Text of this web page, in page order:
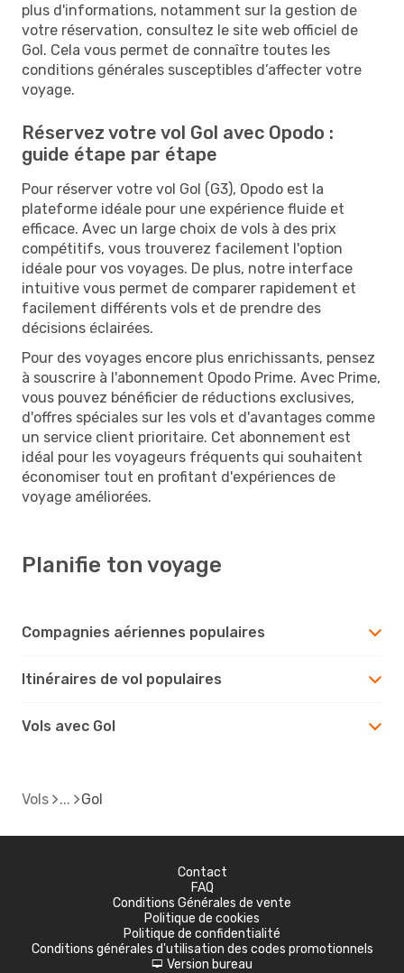
plus d'informations, notamment sur la gestion de
votre réservation, consultez le site web officiel de
Gol. Cela vous permet de connaître toutes les
conditions générales susceptibles d’affecter votre
voyage.
Réservez votre vol Gol avec Opodo :
guide étape par étape
Pour réserver votre vol Gol (G3), Opodo est la
plateforme idéale pour une expérience fluide et
efficace. Avec un large choix de vols à des prix
compétitifs, vous trouverez facilement l'option
idéale pour vos voyages. De plus, notre interface
intuitive vous permet de comparer rapidement et
facilement différents vols et de prendre des
décisions éclairées.
Pour des voyages encore plus enrichissants, pensez
à souscrire à l'abonnement Opodo Prime. Avec Prime,
vous pouvez bénéficier de réductions exclusives,
d'offres spéciales sur les vols et d'avantages comme
un service client prioritaire. Cet abonnement est
idéal pour les voyageurs fréquents qui souhaitent
économiser tout en profitant d'expériences de
voyage améliorées.
Planifie ton voyage
Compagnies aériennes populaires
Itinéraires de vol populaires
Vols avec Gol
Vols Gol
Contact
FAQ
Conditions Générales de vente
Politique de cookies
Politique de confidentialité
Conditions générales d'utilisation des codes promotionnels
d Version bureau